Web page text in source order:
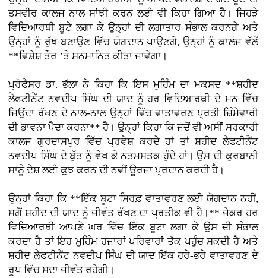
ਤਸਵੀਰ ਕਾਲਜ ਨਾਲ ਸਾਂਝੀ ਕਰਨ ਲਈ ਵੀ ਕਿਹਾ ਗਿਆ ਹੈ। ਜਿਹੜੇ
ਵਿਦਿਆਰਥੀ ਬੂਟੇ ਲਗਾ ਕੇ ਉਨ੍ਹਾਂ ਦੀ ਲਗਾਤਾਰ ਸੰਭਾਲ ਕਰਨਗੇ ਅਤੇ
ਉਨ੍ਹਾਂ ਨੂੰ ਰੁੱਖ ਬਣਾਉਣ ਵਿੱਚ ਯੋਗਦਾਨ ਪਾਉਣਗੇ, ਉਨ੍ਹਾਂ ਨੂੰ ਕਾਲਜ ਵੱਲੋਂ
**ਵਿਸ਼ੇਸ਼ ਤੌਰ ’ਤੇ ਸਨਮਾਨਿਤ ਕੀਤਾ ਜਾਵੇਗਾ।
ਪ੍ਰੋਫੈਸਰ ਡਾ. ਭੱਲਾ ਨੇ ਕਿਹਾ ਕਿ ਇਸ ਮੁਹਿੰਮ ਦਾ ਮਕਸਦ **ਸ਼ਹੀਦ
ਲੈਫਟੀਨੈਂਟ ਨਵਦੀਪ ਸਿੰਘ ਦੀ ਯਾਦ ਨੂੰ ਹਰ ਵਿਦਿਆਰਥੀ ਦੇ ਮਨ ਵਿੱਚ
ਜਿਉਂਦਾ ਰੱਖਣ ਦੇ ਨਾਲ-ਨਾਲ ਉਨ੍ਹਾਂ ਵਿੱਚ ਵਾਤਾਵਰਣ ਪ੍ਰਤੀ ਜ਼ਿੰਮੇਵਾਰੀ
ਦੀ ਭਾਵਨਾ ਪੈਦਾ ਕਰਨਾ** ਹੈ। ਉਨ੍ਹਾਂ ਕਿਹਾ ਕਿ ਜਦੋਂ ਵੀ ਅਸੀਂ ਸਰਕਾਰੀ
ਕਾਲਜ ਗੁਰਦਾਸਪੁਰ ਵਿੱਚ ਪ੍ਰਵੇਸ਼ ਕਰਦੇ ਹਾਂ ਤਾਂ ਸ਼ਹੀਦ ਲੈਫਟੀਨੈਂਟ
ਨਵਦੀਪ ਸਿੰਘ ਦੇ ਬੁੱਤ ਨੂੰ ਵੇਖ ਕੇ ਨਤਮਸਤਕ ਹੁੰਦੇ ਹਾਂ। ਉਸ ਦੀ ਕੁਰਬਾਨੀ
ਸਾਨੂੰ ਦੇਸ਼ ਲਈ ਕੁਝ ਕਰਨ ਦੀ ਨਵੀਂ ਊਰਜਾ ਪ੍ਰਦਾਨ ਕਰਦੀ ਹੈ।
ਉਨ੍ਹਾਂ ਕਿਹਾ ਕਿ **ਇੱਕ ਬੂਟਾ ਸਿਰਫ਼ ਵਾਤਾਵਰਣ ਲਈ ਯੋਗਦਾਨ ਨਹੀਂ,
ਸਗੋਂ ਸ਼ਹੀਦ ਦੀ ਯਾਦ ਨੂੰ ਜੀਵੰਤ ਰੱਖਣ ਦਾ ਪ੍ਰਤੀਕ ਵੀ ਹੈ।** ਜੇਕਰ ਹਰ
ਵਿਦਿਆਰਥੀ ਆਪਣੇ ਘਰ ਵਿੱਚ ਇੱਕ ਬੂਟਾ ਲਗਾ ਕੇ ਉਸ ਦੀ ਸੰਭਾਲ
ਕਰਦਾ ਹੈ ਤਾਂ ਇਹ ਮੁਹਿੰਮ ਹਜ਼ਾਰਾਂ ਪਰਿਵਾਰਾਂ ਤੱਕ ਪਹੁੰਚ ਸਕਦੀ ਹੈ ਅਤੇ
ਸ਼ਹੀਦ ਲੈਫਟੀਨੈਂਟ ਨਵਦੀਪ ਸਿੰਘ ਦੀ ਯਾਦ ਇੱਕ ਹਰੇ-ਭਰੇ ਵਾਤਾਵਰਣ ਦੇ
ਰੂਪ ਵਿੱਚ ਸਦਾ ਜੀਵੰਤ ਰਹੇਗੀ।